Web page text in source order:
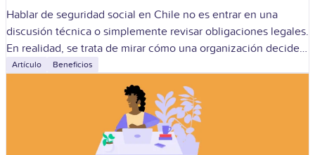
Hablar de seguridad social en Chile no es entrar en una
discusión técnica o simplemente revisar obligaciones legales.
En realidad, se trata de mirar cómo una organización decide
proteger, acompañar
Artículo Beneficios